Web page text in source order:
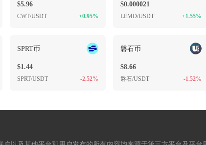
$5.96
CWT/USDT +0.95%
$0.000021
LEMD/USDT +1.55%
SPRT币
$1.44
SPRT/USDT -2.52%
磐石币
$8.66
磐石/USDT -1.52%